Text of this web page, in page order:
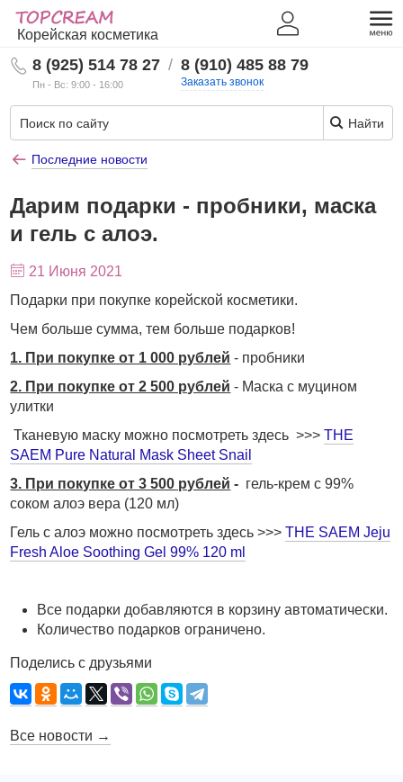
Корейская косметика
8 (925) 514 78 27
Пн - Вс: 9:00 - 16:00
/ 8 (910) 485 88 79
Заказать звонок
Найти
Последние новости
Дарим подарки - пробники, маска
и гель с алоэ.
21 Июня 2021
Подарки при покупке корейской косметики.
Чем больше сумма, тем больше подарков!
1. При покупке от 1 000 рублей - пробники
2. При покупке от 2 500 рублей - Маска с муцином
улитки
Тканевую маску можно посмотреть здесь >>>THE
SAEM Pure Natural Mask Sheet Snail
3. При покупке от 3 500 рублей - гель-крем с 99%
соком алоэ вера (120 мл)
Гель с алоэ можно посмотреть здесь >>>THE SAEM Jeju
Fresh Aloe Soothing Gel 99% 120 ml
Все подарки добавляются в корзину автоматически.
Количество подарков ограничено.
Поделись с друзьями
Все новости →